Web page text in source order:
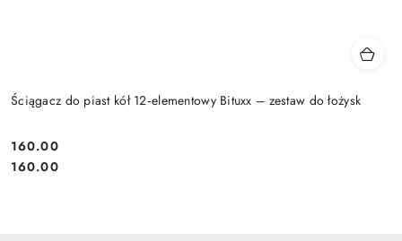
Ściągacz do piast kół 12‑elementowy Bituxx – zestaw do łożysk
Cena:
160.00
Cena:
160.00